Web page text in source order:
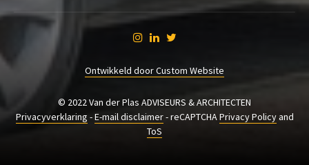
Ontwikkeld door Custom Website
© 2022 Van der Plas ADVISEURS & ARCHITECTEN
Privacyverklaring -E-mail disclaimer- reCAPTCHAPrivacy Policyand
ToS